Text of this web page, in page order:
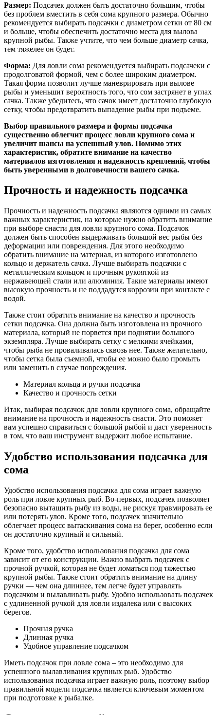
Размер: Подсачек должен быть достаточно большим, чтобы
без проблем вместить в себя сома крупного размера. Обычно
рекомендуется выбирать подсачки с диаметром сетки от 80 см
и больше, чтобы обеспечить достаточно места для вылова
крупной рыбы. Также учтите, что чем больше диаметр сачка,
тем тяжелее он будет.
Форма: Для ловли сома рекомендуется выбирать подсачеки с
продолговатой формой, чем с более широким диаметром.
Такая форма позволит лучше маневрировать при вылове
рыбы и уменьшит вероятность того, что сом застрянет в углах
сачка. Также убедитесь, что сачок имеет достаточно глубокую
сетку, чтобы предотвратить выпадение рыбы при подъеме.
Выбор правильного размера и формы подсачка
существенно облегчит процесс ловли крупного сома и
увеличит шансы на успешный улов. Помимо этих
характеристик, обратите внимание на качество
материалов изготовления и надежность креплений, чтобы
быть уверенными в долговечности вашего сачка.
Прочность и надежность подсачка
Прочность и надежность подсачка являются одними из самых
важных характеристик, на которые нужно обратить внимание
при выборе снасти для ловли крупного сома. Подсачок
должен быть способен выдерживать большой вес рыбы без
деформации или повреждения. Для этого необходимо
обратить внимание на материал, из которого изготовлено
кольцо и держатель сачка. Лучше выбирать подсачки с
металлическим кольцом и прочным рукояткой из
нержавеющей стали или алюминия. Такие материалы имеют
высокую прочность и не поддадутся коррозии при контакте с
водой.
Также стоит обратить внимание на качество и прочность
сетки подсачка. Она должна быть изготовлена из прочного
материала, который не порвется при поднятии большого
экземпляра. Лучше выбирать сетку с мелкими ячейками,
чтобы рыба не проваливалась сквозь нее. Также желательно,
чтобы сетка была съемной, чтобы ее можно было промыть
или заменить в случае повреждения.
Материал кольца и ручки подсачка
Качество и прочность сетки
Итак, выбирая подсачок для ловли крупного сома, обращайте
внимание на прочность и надежность снасти. Это поможет
вам успешно справиться с большой рыбой и даст уверенность
в том, что ваш инструмент выдержит любое испытание.
Удобство использования подсачка для
сома
Удобство использования подсачка для сома играет важную
роль при ловле крупных рыб. Во-первых, подсачек позволяет
безопасно вытащить рыбу из воды, не рискуя травмировать ее
или потерять улов. Кроме того, подсачек значительно
облегчает процесс вытаскивания сома на берег, особенно если
он достаточно крупный и сильный.
Кроме того, удобство использования подсачка для сома
зависит от его конструкции. Важно выбрать подсачек с
прочной ручкой, которая не будет ломаться под тяжестью
крупной рыбы. Также стоит обратить внимание на длину
ручки — чем она длиннее, тем легче будет управлять
подсачком и вылавливать рыбу. Удобно использовать подсачек
с удлиненной ручкой для ловли издалека или с высоких
берегов.
Прочная ручка
Длинная ручка
Удобное управление подсачком
Иметь подсачок при ловле сома – это необходимо для
успешного вылавливания крупных рыб. Удобство
использования подсачка играет важную роль, поэтому выбор
правильной модели подсачка является ключевым моментом
при подготовке к рыбалке.